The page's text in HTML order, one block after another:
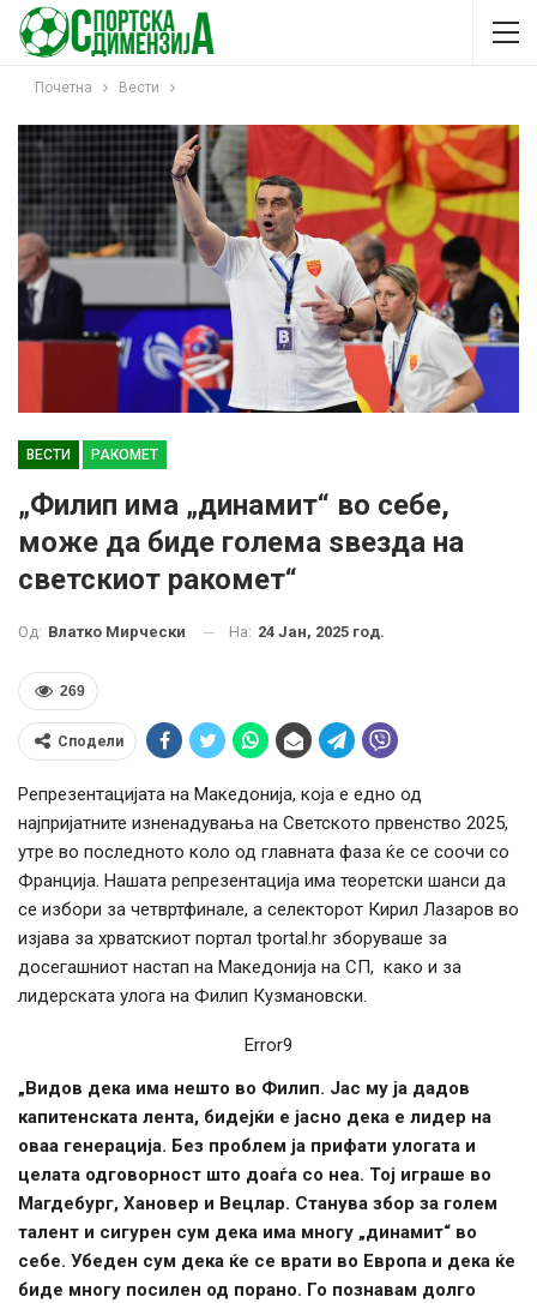
Почетна Вести
ВЕСТИ РАКОМЕТ
„Филип има „динамит“ во себе,
може да биде голема ѕвезда на
светскиот ракомет“
Од: Влатко Мирчески На: 24 Јан, 2025 год.
269
Сподели
Репрезентацијата на Македонија, која е едно од
најпријатните изненадувања на Светското првенство 2025,
утре во последното коло од главната фаза ќе се соочи со
Франција. Нашата репрезентација има теоретски шанси да
се избори за четвртфинале, а селекторот Кирил Лазаров во
изјава за хрватскиот портал tportal.hr зборуваше за
досегашниот настап на Македонија на СП, како и за
лидерската улога на Филип Кузмановски.
Error9
„Видов дека има нешто во Филип. Јас му ја дадов
капитенската лента, бидејќи е јасно дека е лидер на
оваа генерација. Без проблем ја прифати улогата и
целата одговорност што доаѓа со неа. Тој играше во
Магдебург, Хановер и Вецлар. Станува збор за голем
талент и сигурен сум дека има многу „динамит“ во
себе. Убеден сум дека ќе се врати во Европа и дека ќе
биде многу посилен од порано. Го познавам долго